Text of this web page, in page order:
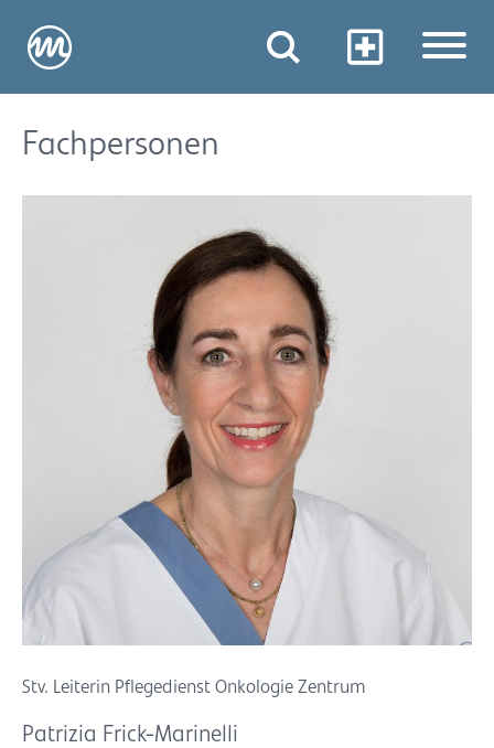
Fachpersonen
Stv. Leiterin Pflegedienst Onkologie Zentrum
Patrizia Frick-Marinelli